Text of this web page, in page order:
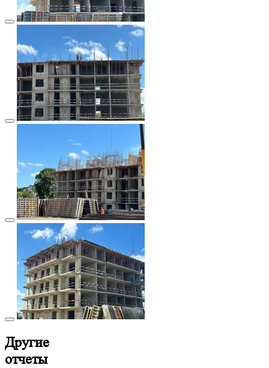
Другие
отчеты